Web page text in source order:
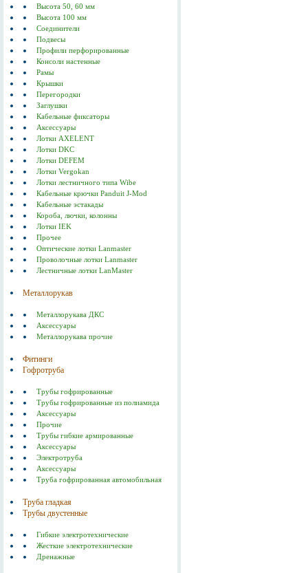
Высота 50, 60 мм
Высота 100 мм
Соединители
Подвесы
Профили перфорированные
Консоли настенные
Рамы
Крышки
Перегородки
Заглушки
Кабельные фиксаторы
Аксессуары
Лотки AXELENT
Лотки DKC
Лотки DEFEM
Лотки Vergokan
Лотки лестничного типа Wibe
Кабельные крючки Panduit J-Mod
Кабельные эстакады
Короба, лючки, колонны
Лотки IEK
Прочее
Оптические лотки Lanmaster
Проволочные лотки Lanmaster
Лестничные лотки LanMaster
Металлорукав
Металлорукава ДКС
Аксессуары
Металлорукава прочие
Фитинги
Гофротруба
Трубы гофрированные
Трубы гофрированные из полиамида
Аксессуары
Прочие
Трубы гибкие армированные
Аксессуары
Электротруба
Аксессуары
Труба гофрированная автомобильная
Труба гладкая
Трубы двустенные
Гибкие электротехнические
Жесткие электротехнические
Дренажные